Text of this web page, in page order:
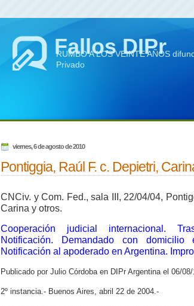
Fallos DIPr
RUMBO A LOS VEINTE AÑOS
Privado
viernes, 6 de agosto de 2010
Pontiggia, Raúl F. c. Depietri,
CNCiv. y Com. Fed., sala III, 22/04/04,
Carina y otros.
Cooperación judicial internacional.
Notificación. Demandado con domicilio
Notificación al apoderado en Argentina.
Publicado por Julio Córdoba en DIPr Argentina el 06/08/
2º instancia.‑ Buenos Aires, abril 22 de 2004.-